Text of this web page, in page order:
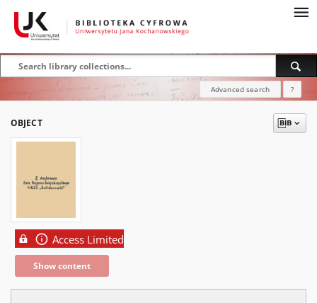
Advanced search ?
OBJECT
Access Limited
Show content